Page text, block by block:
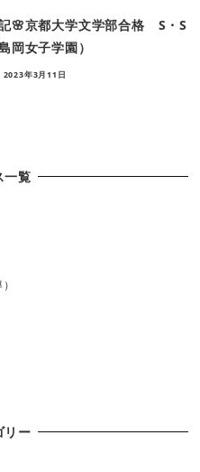
🌸京都大学文学部合格 S・S
岡女子学園）
2023年3月11日
一覧
リー